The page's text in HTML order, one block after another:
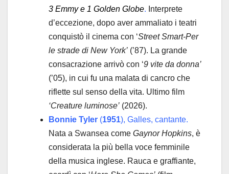
3 Emmy e 1 Golden Globe. Interprete
d’eccezione, dopo aver ammaliato i teatri
conquistò il cinema con ‘Street Smart-Per
le strade di New York’ (’87). La grande
consacrazione arrivò con ‘9 vite da donna’
(’05), in cui fu una malata di cancro che
riflette sul senso della vita. Ultimo film
‘Creature luminose’ (2026).
Bonnie Tyler (1951), Galles, cantante.
Nata a Swansea come Gaynor Hopkins, è
considerata la più bella voce femminile
della musica inglese. Rauca e graffiante,